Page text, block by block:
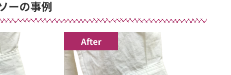
ーの事例
After